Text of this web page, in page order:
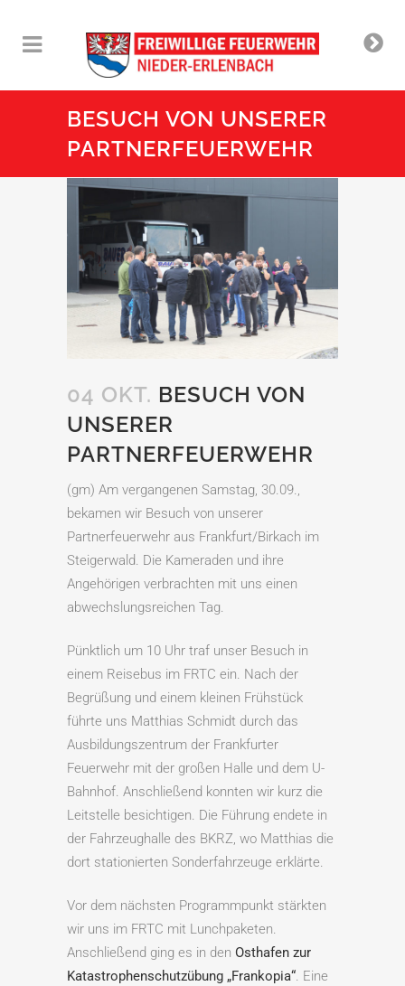
BESUCH VON UNSERER
PARTNERFEUERWEHR
04 OKT. BESUCH VON
UNSERER
PARTNERFEUERWEHR
(gm) Am vergangenen Samstag, 30.09.,
bekamen wir Besuch von unserer
Partnerfeuerwehr aus Frankfurt/Birkach im
Steigerwald. Die Kameraden und ihre
Angehörigen verbrachten mit uns einen
abwechslungsreichen Tag.
Pünktlich um 10 Uhr traf unser Besuch in
einem Reisebus im FRTC ein. Nach der
Begrüßung und einem kleinen Frühstück
führte uns Matthias Schmidt durch das
Ausbildungszentrum der Frankfurter
Feuerwehr mit der großen Halle und dem U-
Bahnhof. Anschließend konnten wir kurz die
Leitstelle besichtigen. Die Führung endete in
der Fahrzeughalle des BKRZ, wo Matthias die
dort stationierten Sonderfahrzeuge erklärte.
Vor dem nächsten Programmpunkt stärkten
wir uns im FRTC mit Lunchpaketen.
Anschließend ging es in den Osthafen zur
Katastrophenschutzübung „Frankopia“. Eine